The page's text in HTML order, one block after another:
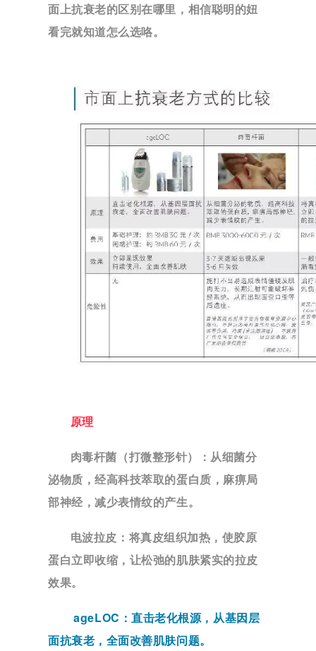
面上抗衰老的区别在哪里，相信聪明的妞
看完就知道怎么选咯。
原理
肉毒杆菌（打微整形针）： 从细菌分
泌物质，经高科技萃取的蛋白质，麻痹局
部神经，减少表情纹的产生。
电波拉皮： 将真皮组织加热，使胶原
蛋白立即收缩，让松弛的肌肤紧实的拉皮
效果。
ageLOC：直击老化根源，从基因层
面抗衰老，全面改善肌肤问题。